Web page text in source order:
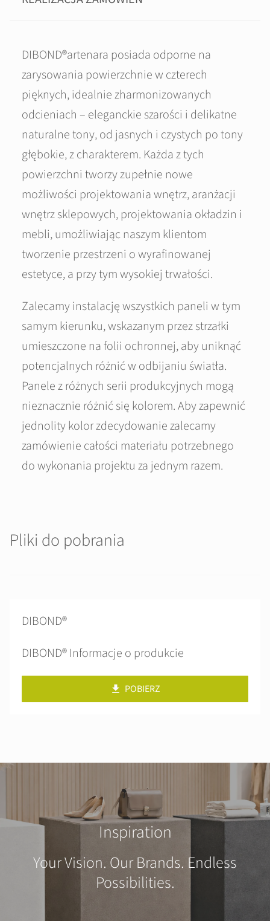
DIBOND®artenara posiada odporne na
zarysowania powierzchnie w czterech
pięknych, idealnie zharmonizowanych
odcieniach – eleganckie szarości i delikatne
naturalne tony, od jasnych i czystych po tony
głębokie, z charakterem. Każda z tych
powierzchni tworzy zupełnie nowe
możliwości projektowania wnętrz, aranżacji
wnętrz sklepowych, projektowania okładzin i
mebli, umożliwiając naszym klientom
tworzenie przestrzeni o wyrafinowanej
estetyce, a przy tym wysokiej trwałości.
Zalecamy instalację wszystkich paneli w tym
samym kierunku, wskazanym przez strzałki
umieszczone na folii ochronnej, aby uniknąć
potencjalnych różnić w odbijaniu światła.
Panele z różnych serii produkcyjnych mogą
nieznacznie różnić się kolorem. Aby zapewnić
jednolity kolor zdecydowanie zalecamy
zamówienie całości materiału potrzebnego
do wykonania projektu za jednym razem.
Pliki do pobrania
DIBOND®
DIBOND® Informacje o produkcie
POBIERZ
Inspiration
Your Vision. Our Brands. Endless
Possibilities.